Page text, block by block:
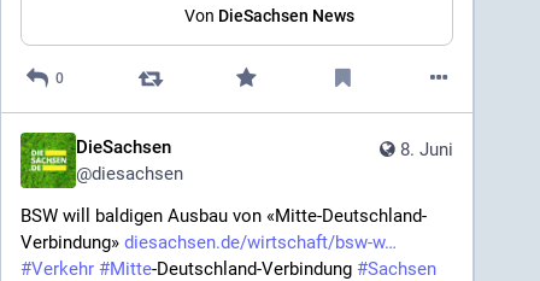
Von DieSachsen News
0
8. Juni
DieSachsen
@diesachsen
BSW will baldigen Ausbau von «Mitte-Deutschland-
Verbindung» diesachsen.de/wirtschaft/bsw-w
#Verkehr #Mitte-Deutschland-Verbindung #Sachsen